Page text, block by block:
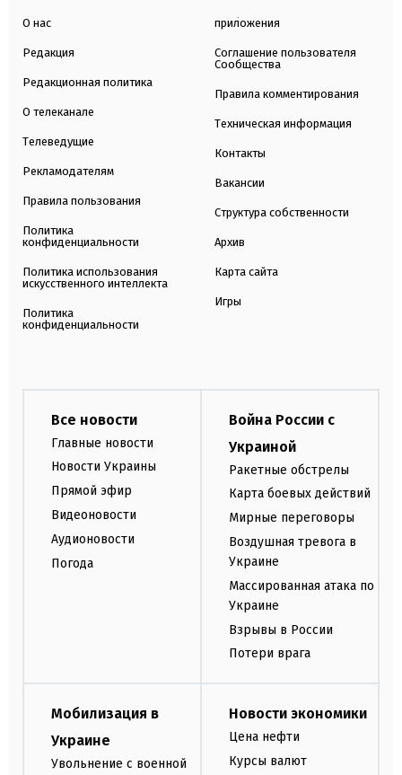
О нас
Редакция
Редакционная политика
О телеканале
Телеведущие
Рекламодателям
Правила пользования
Политика
конфиденциальности
Политика использования
искусственного интеллекта
Политика
конфиденциальности
приложения
Соглашение пользователя
Сообщества
Правила комментирования
Техническая информация
Контакты
Вакансии
Структура собственности
Архив
Карта сайта
Игры
Все новости
Главные новости
Новости Украины
Прямой эфир
Видеоновости
Аудионовости
Погода
Война России с
Украиной
Ракетные обстрелы
Карта боевых действий
Мирные переговоры
Воздушная тревога в
Украине
Массированная атака по
Украине
Взрывы в России
Потери врага
Мобилизация в
Украине
Увольнение с военной
Новости экономики
Цена нефти
Курсы валют